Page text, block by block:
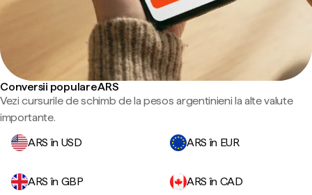
Conversii populare ARS
Vezi cursurile de schimb de la pesos argentinieni la alte valute
importante.
ARS în USD
ARS în EUR
ARS în GBP ARS în CAD